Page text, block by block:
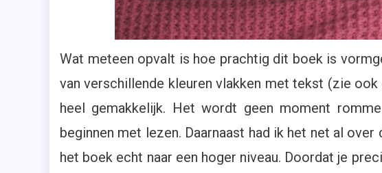
Wat meteen opvalt is hoe prachtig dit boek is
van verschillende kleuren vlakken met tekst (zie
heel gemakkelijk. Het wordt geen moment
beginnen met lezen. Daarnaast had ik het net al
het boek echt naar een hoger niveau. Doordat je